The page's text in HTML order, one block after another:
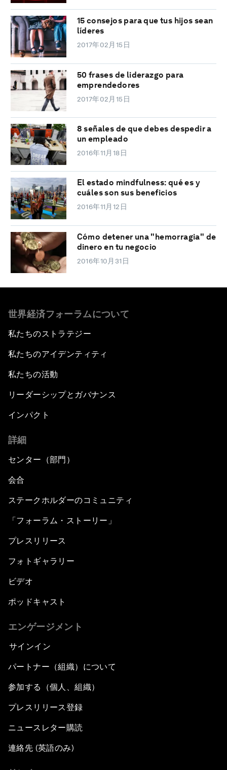
15 consejos para que tus hijos sean
líderes
2017年02月15日
50 frases de liderazgo para
emprendedores
2017年02月15日
8 señales de que debes despedir a
un empleado
2016年11月18日
El estado mindfulness: qué es y
cuáles son sus beneficios
2016年11月12日
Cómo detener una "hemorragia" de
dinero en tu negocio
2016年10月31日
世界経済フォーラムについて
私たちのストラテジー
私たちのアイデンティティ
私たちの活動
リーダーシップとガバナンス
インパクト
詳細
センター（部門）
会合
ステークホルダーのコミュニティ
「フォーラム・ストーリー」
プレスリリース
フォトギャラリー
ビデオ
ポッドキャスト
エンゲージメント
サインイン
パートナー（組織）について
参加する（個人、組織）
プレスリリース登録
ニュースレター購読
連絡先 (英語のみ)